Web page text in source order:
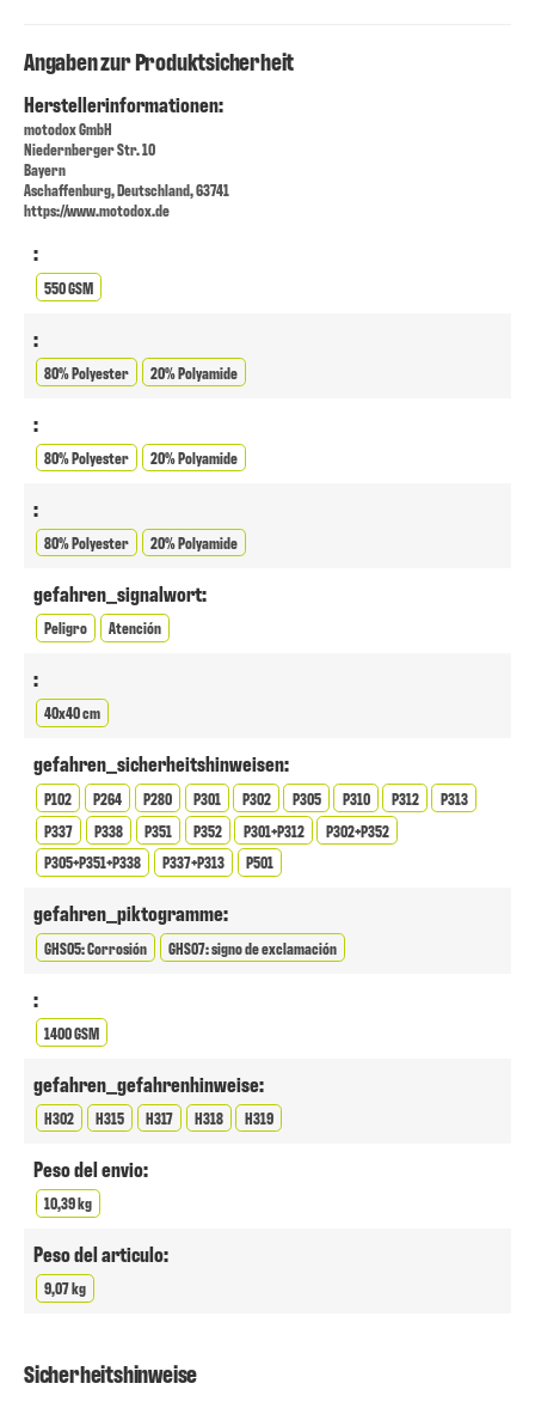
Angaben zur Produktsicherheit
Herstellerinformationen:
motodox GmbH
Niedernberger Str. 10
Bayern
Aschaffenburg, Deutschland, 63741
https://www.motodox.de
:
550 GSM
:
80% Polyester 20% Polyamide
:
80% Polyester 20% Polyamide
:
80% Polyester 20% Polyamide
gefahren_signalwort:
Peligro Atención
:
40x40 cm
gefahren_sicherheitshinweisen:
P102 P264 P280 P301 P302 P305 P310 P312
P313
P337
P338 P351 P352 P301+P312
P302+P352
P305+P351+P338
P337+P313 P501
gefahren_piktogramme:
GHS05: Corrosión GHS07: signo de exclamación
:
1400 GSM
gefahren_gefahrenhinweise:
H302 H315 H317 H318 H319
Peso del envio:
10,39 kg
Peso del articulo:
9,07 kg
Sicherheitshinweise